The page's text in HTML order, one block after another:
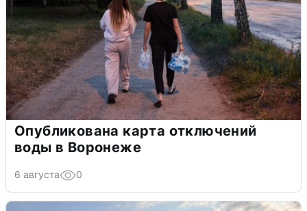
Опубликована карта отключений
воды в Воронеже
6 августа 0